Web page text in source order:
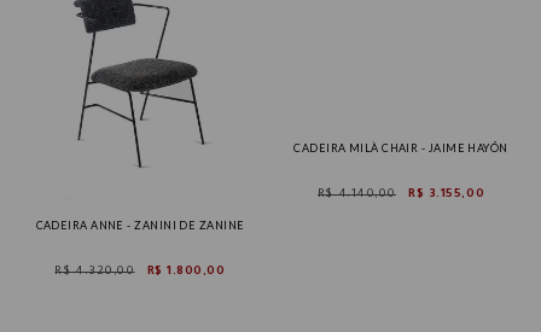
CADEIRA ANNE - ZANINI DE ZANINE
R$ 4.320,00 R$ 1.800,00
CADEIRA MILÀ CHAIR - JAIME HAYÓN
R$ 4.140,00 R$ 3.155,00